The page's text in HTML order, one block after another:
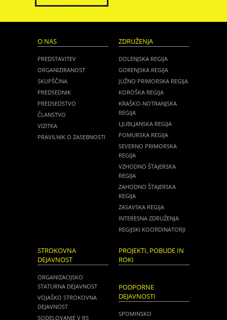
O NAS
PREDSTAVITEV
ORGANIZIRANOST
SKUPŠČINA
PREDSEDNIK
PREDSEDSTVO
ČLANSTVO
VIZITKA
PRAVILNIK O ZASEBNOSTI
ZDRUŽENJA
DOLENJSKA REGIJA
GORENJSKA REGIJA
JUŽNO PRIMORSKA REGIJA
KOROŠKA REGIJA
KRAŠKO-NOTRANJSKA
REGIJA
LJUBLJANSKA REGIJA
POMURSKA REGIJA
SEVERNO PRIMORSKA
REGIJA
VZHODNO ŠTAJERSKA
REGIJA
ZAHODNO ŠTAJERSKA
REGIJA
ZASAVSKA REGIJA
INTERESNA ZDRUŽENJA
REGIJSKI KOORDINATORJI
STROKOVNA
DEJAVNOST
ORGANIZACIJSKO
STATURNA DEJAVNOST
VOJAŠKO STROKOVNA
DEJAVNOST
SODELOVANJE V RS
PROJEKTI, POBUDE IN
ROKI
PODPORNE
DEJAVNOSTI
SPOMINSKO